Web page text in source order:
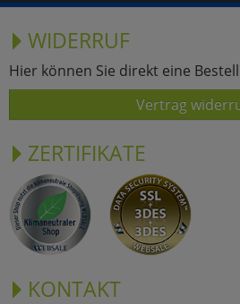
WIDERRUF
Hier können Sie direkt eine
Vertrag
ZERTIFIKATE
KONTAKT